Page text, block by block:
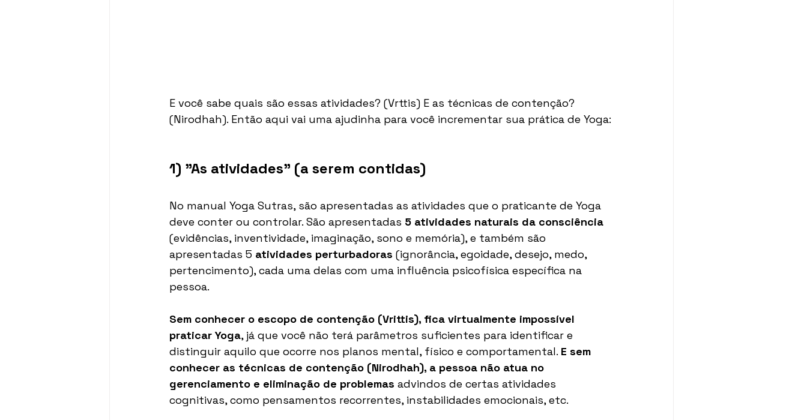
E você sabe quais são essas atividades? (Vrttis) E as técnicas de contenção?
(Nirodhah). Então aqui vai uma ajudinha para você incrementar sua prática de Yoga:
1) "As atividades" (a serem contidas)
No manual Yoga Sutras, são apresentadas as atividades que o praticante de Yoga
deve conter ou controlar. São apresentadas 5 atividades naturais da consciência
(evidências, inventividade, imaginação, sono e memória), e também são
apresentadas 5 atividades perturbadoras (ignorância, egoidade, desejo, medo,
pertencimento), cada uma delas com uma influência psicofísica específica na
pessoa.
Sem conhecer o escopo de contenção (Vrittis), fica virtualmente impossível
praticar Yoga, já que você não terá parâmetros suficientes para identificar e
distinguir aquilo que ocorre nos planos mental, físico e comportamental. E sem
conhecer as técnicas de contenção (Nirodhah), a pessoa não atua no
gerenciamento e eliminação de problemas advindos de certas atividades
cognitivas, como pensamentos recorrentes, instabilidades emocionais, etc.